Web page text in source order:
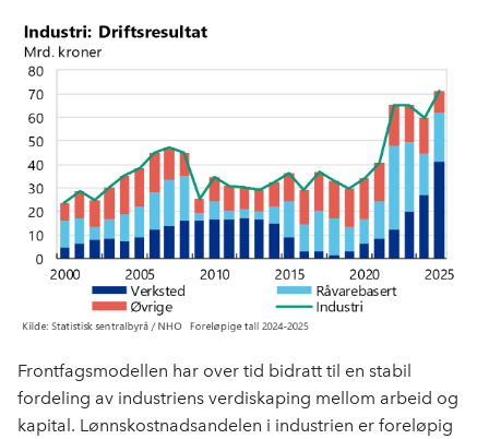
Frontfagsmodellen har over tid bidratt til en stabil
fordeling av industriens verdiskaping mellom arbeid og
kapital. Lønnskostnadsandelen i industrien er foreløpig